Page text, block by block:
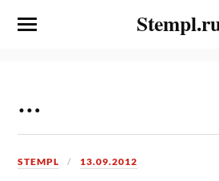
…
STEMPL 13.09.2012